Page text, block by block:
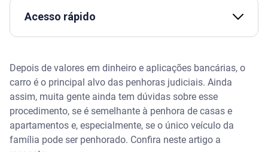
Acesso rápido
Como é feita a penhora de veículos
O único veículo da família pode ser penhorado?
Assista | O que é IPVA e o que acontece se não
pagar?
Depois de valores em dinheiro e aplicações bancárias, o
carro é o principal alvo das penhoras judiciais. Ainda
assim, muita gente ainda tem dúvidas sobre esse
procedimento, se é semelhante à penhora de casas e
apartamentos e, especialmente, se o único veículo da
família pode ser penhorado. Confira neste artigo a